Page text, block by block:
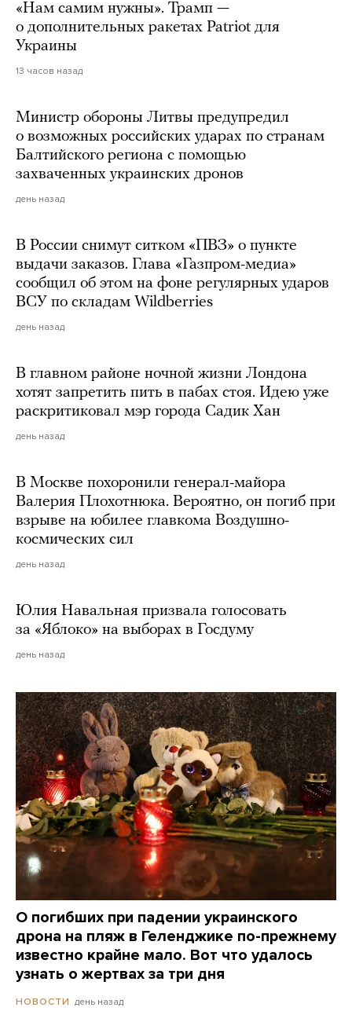
«Нам самим нужны». Трамп —
о дополнительных ракетах Patriot для
Украины
13 часов назад
Министр обороны Литвы предупредил
о возможных российских ударах по странам
Балтийского региона с помощью
захваченных украинских дронов
день назад
В России снимут ситком «ПВЗ» о пункте
выдачи заказов. Глава «Газпром-медиа»
сообщил об этом на фоне регулярных ударов
ВСУ по складам Wildberries
день назад
В главном районе ночной жизни Лондона
хотят запретить пить в пабах стоя. Идею уже
раскритиковал мэр города Садик Хан
день назад
В Москве похоронили генерал-майора
Валерия Плохотнюка. Вероятно, он погиб при
взрыве на юбилее главкома Воздушно-
космических сил
день назад
Юлия Навальная призвала голосовать
за «Яблоко» на выборах в Госдуму
день назад
О погибших при падении украинского
дрона на пляж в Геленджике по-прежнему
известно крайне мало. Вот что удалось
узнать о жертвах за три дня
НОВОСТИ день назад